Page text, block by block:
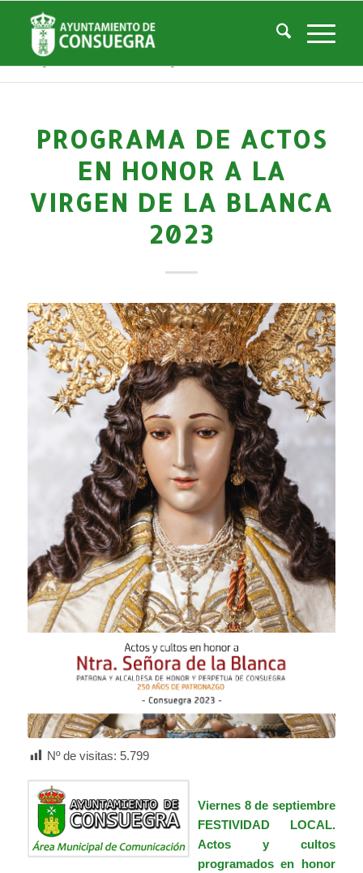
Noticias
Usted está aquí: Inicio / Noticias Cultura /
Actividades culturales y educativas
PROGRAMA DE ACTOS
EN HONOR A LA
VIRGEN DE LA BLANCA
2023
Nº de visitas: 5.799
Viernes 8 de septiembre
FESTIVIDAD LOCAL.
Actos y cultos
programados en honor